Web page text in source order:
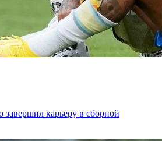
завершил карьеру в сборной